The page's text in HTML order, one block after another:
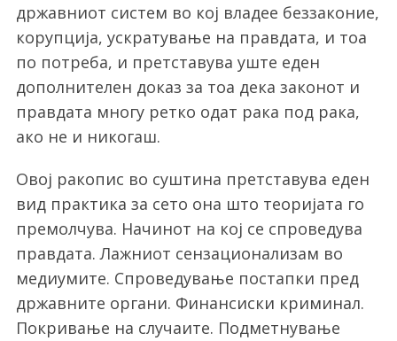
државниот систем во кој владее беззаконие,
корупција, ускратување на правдата, и тоа
по потреба, и претставува уште еден
дополнителен доказ за тоа дека законот и
правдата многу ретко одат рака под рака,
ако не и никогаш.
Овој ракопис во суштина претставува еден
вид практика за сето она што теоријата го
премолчува. Начинот на кој се спроведува
правдата. Лажниот сензационализам во
медиумите. Спроведување постапки пред
државните органи. Финансиски криминал.
Покривање на случаите. Подметнување